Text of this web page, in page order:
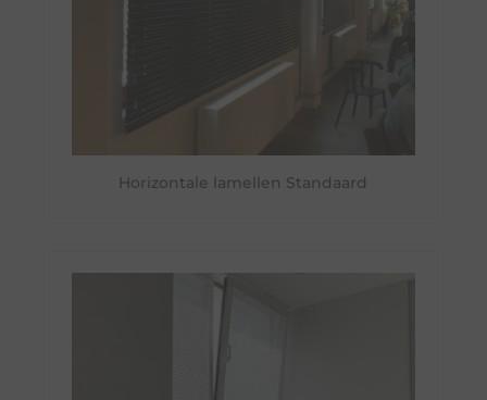
Horizontale lamellen Standaard